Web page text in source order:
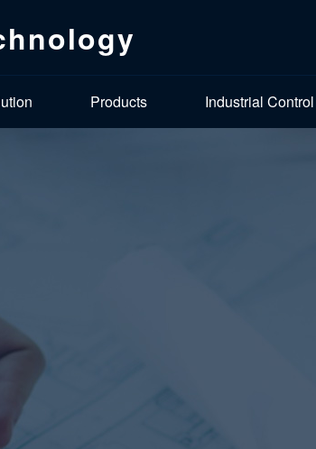
Products Industrial Control